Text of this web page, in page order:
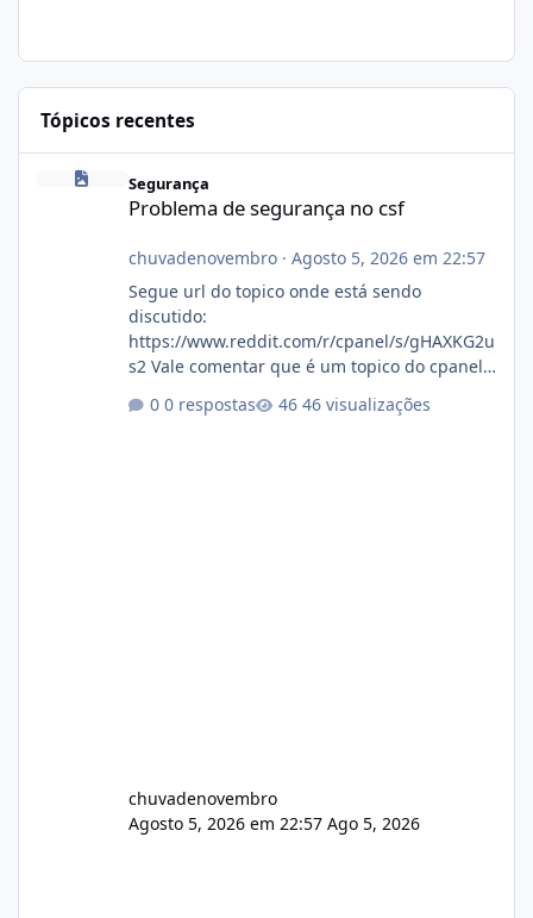
Tópicos recentes
Problema de segurança no csf
Segurança
Problema de segurança no csf
chuvadenovembro· Agosto 5, 2026 em 22:57
Segue url do topico onde está sendo
discutido:
https://www.reddit.com/r/cpanel/s/gHAXKG2u
s2 Vale comentar que é um topico do cpanel...
0 respostas 46 visualizações
chuvadenovembro
Agosto 5, 2026 em 22:57 Ago 5, 2026